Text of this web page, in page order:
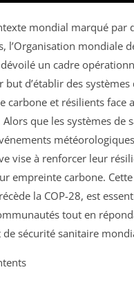
mondial marqué par
l’Organisation mondiale
un cadre
but d’établir des systèmes
carbone et résilients face
que les systèmes de
vise à renforcer leur
empreinte carbone.
la COP-28, est
tout en
sécurité sanitaire